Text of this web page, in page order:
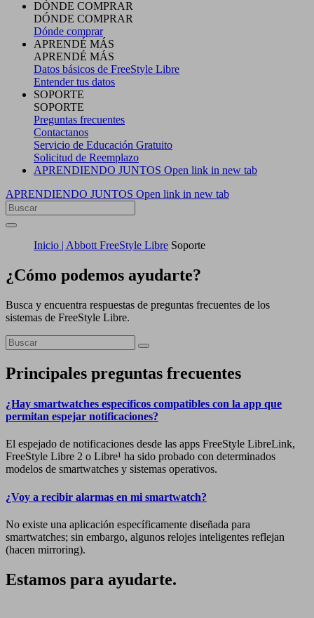
DÓNDE COMPRAR
DÓNDE COMPRAR
Dónde comprar
APRENDÉ MÁS
APRENDÉ MÁS
Datos básicos de FreeStyle Libre
Entender tus datos
SOPORTE
SOPORTE
Preguntas frecuentes
Contactanos
Servicio de Educación Gratuito
Solicitud de Reemplazo
APRENDIENDO JUNTOS Open link in new tab
APRENDIENDO JUNTOS Open link in new tab
Inicio | Abbott FreeStyle Libre Soporte
¿Cómo podemos ayudarte?
Busca y encuentra respuestas de preguntas frecuentes de los
sistemas de FreeStyle Libre.
Principales preguntas frecuentes
¿Hay smartwatches específicos compatibles con la app que
permitan espejar notificaciones?
El espejado de notificaciones desde las apps FreeStyle LibreLink,
FreeStyle Libre 2 o Libre¹ ha sido probado con determinados
modelos de smartwatches y sistemas operativos.
¿Voy a recibir alarmas en mi smartwatch?
No existe una aplicación específicamente diseñada para
smartwatches; sin embargo, algunos relojes inteligentes reflejan
(hacen mirroring).
Estamos para ayudarte.